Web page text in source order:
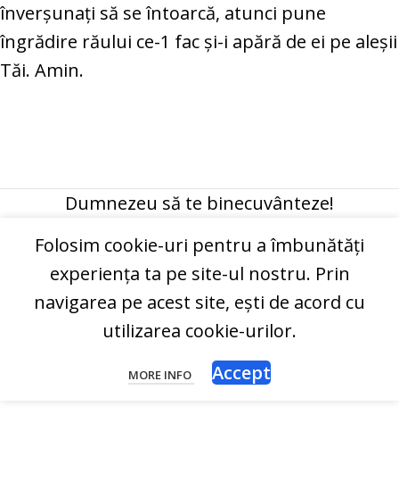
înverşunaţi să se întoarcă, atunci pune
îngrădire răului ce-1 fac şi-i apără de ei pe aleşii
Tăi. Amin.
Dumnezeu să te binecuvânteze!
Folosim cookie-uri pentru a îmbunătăți
experiența ta pe site-ul nostru. Prin
navigarea pe acest site, ești de acord cu
utilizarea cookie-urilor.
MORE INFO Accept